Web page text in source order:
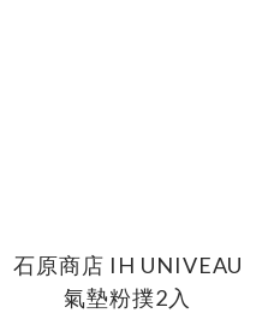
石原商店 IH UNIVEAU
氣墊粉撲2入